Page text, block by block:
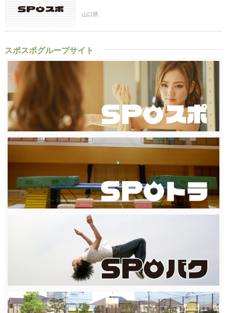
山口県
スポスポグループサイト